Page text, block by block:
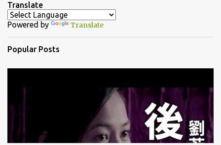
t
s
Translate
Powered by Translate
Popular Posts